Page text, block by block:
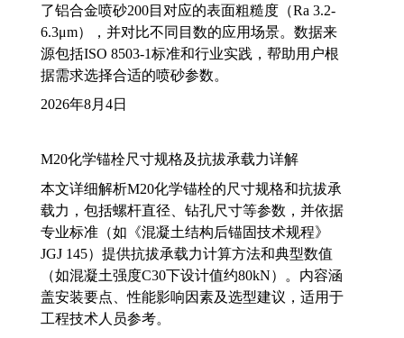
了铝合金喷砂200目对应的表面粗糙度（Ra 3.2-
6.3μm），并对比不同目数的应用场景。数据来
源包括ISO 8503-1标准和行业实践，帮助用户根
据需求选择合适的喷砂参数。
2026年8月4日
M20化学锚栓尺寸规格及抗拔承载力详解
本文详细解析M20化学锚栓的尺寸规格和抗拔承
载力，包括螺杆直径、钻孔尺寸等参数，并依据
专业标准（如《混凝土结构后锚固技术规程》
JGJ 145）提供抗拔承载力计算方法和典型数值
（如混凝土强度C30下设计值约80kN）。内容涵
盖安装要点、性能影响因素及选型建议，适用于
工程技术人员参考。